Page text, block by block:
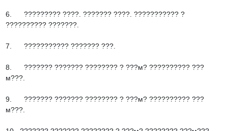
6.      ????????? ????. ??????? ????. ??????????? ?
?????????? ???????.
7.      ??????????? ??????? ???.
8.      ??????? ??????? ???????? ? ???м? ?????????? ???
м???.
9.      ??????? ??????? ???????? ? ???м? ?????????? ???
м???.